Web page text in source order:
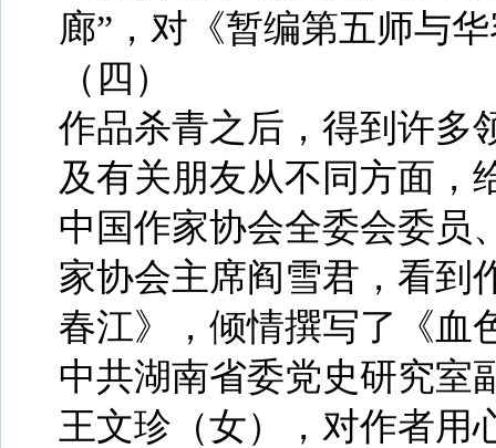
廊”，对《暂编第五师与
（四）
作品杀青之后，得到许多
及有关朋友从不同方面，
中国作家协会全委会委员
家协会主席阎雪君，看到
春江》，倾情撰写了《血
中共湖南省委党史研究室
王文珍（女），对作者用